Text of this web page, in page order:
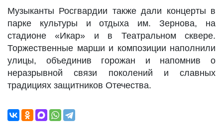
Музыканты Росгвардии также дали концерты в
парке культуры и отдыха им. Зернова, на
стадионе «Икар» и в Театральном сквере.
Торжественные марши и композиции наполнили
улицы, объединив горожан и напомнив о
неразрывной связи поколений и славных
традициях защитников Отечества.